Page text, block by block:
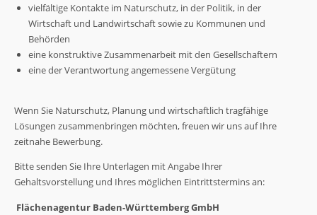
vielfältige Kontakte im Naturschutz, in der Politik, in der
Wirtschaft und Landwirtschaft sowie zu Kommunen und
Behörden
eine konstruktive Zusammenarbeit mit den Gesellschaftern
eine der Verantwortung angemessene Vergütung
Wenn Sie Naturschutz, Planung und wirtschaftlich tragfähige
Lösungen zusammenbringen möchten, freuen wir uns auf Ihre
zeitnahe Bewerbung.
Bitte senden Sie Ihre Unterlagen mit Angabe Ihrer
Gehaltsvorstellung und Ihres möglichen Eintrittstermins an:
Flächenagentur Baden-Württemberg GmbH